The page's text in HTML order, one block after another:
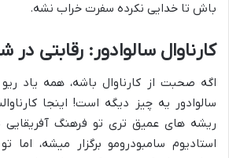
باش تا خدایی نکرده سفرت خراب نشه.
کارناوال سالوادور: رقابتی
اگه صحبت از کارناوال باشه، همه یاد ریو
سالوادور یه چیز دیگه است! اینجا
ریشه های عمیق تری تو فرهنگ آفریقایی
استادیوم سامبودرومو برگزار میشه، اما تو